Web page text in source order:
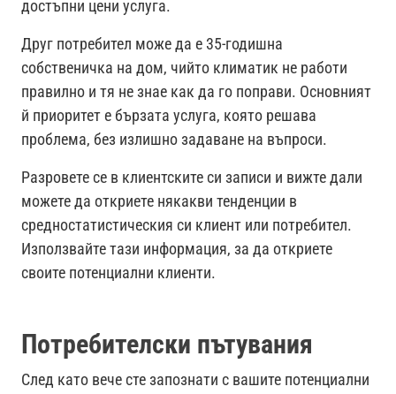
достъпни цени услуга.
Друг потребител може да е 35-годишна
собственичка на дом, чийто климатик не работи
правилно и тя не знае как да го поправи. Основният
й приоритет е бързата услуга, която решава
проблема, без излишно задаване на въпроси.
Разровете се в клиентските си записи и вижте дали
можете да откриете някакви тенденции в
средностатистическия си клиент или потребител.
Използвайте тази информация, за да откриете
своите потенциални клиенти.
Потребителски пътувания
След като вече сте запознати с вашите потенциални